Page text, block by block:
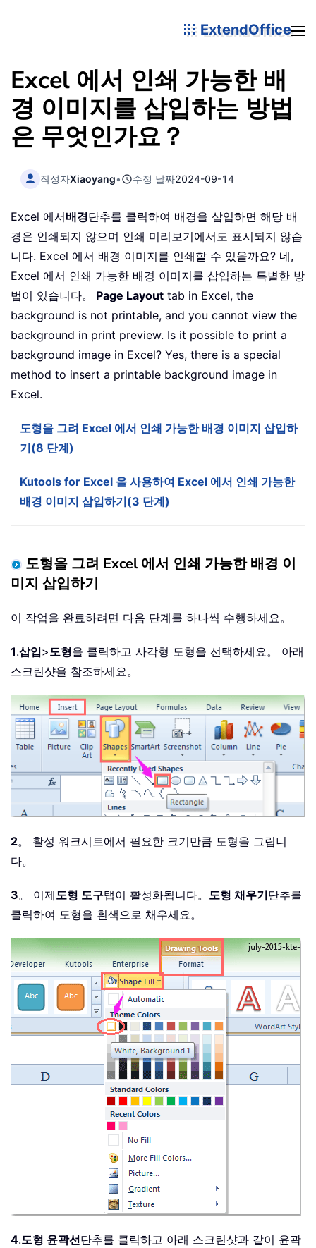
ExtendOffice
Excel 에서 인쇄 가능한 배
경 이미지를 삽입하는 방법
은 무엇인가요？
작성자Xiaoyang• 수정 날짜2024-09-14
Excel 에서배경단추를 클릭하여 배경을 삽입하면 해당 배
경은 인쇄되지 않으며 인쇄 미리보기에서도 표시되지 않습
니다. Excel 에서 배경 이미지를 인쇄할 수 있을까요? 네,
Excel 에서 인쇄 가능한 배경 이미지를 삽입하는 특별한 방
법이 있습니다。
Page Layout tab in Excel, the
background is not printable, and you cannot view the
background in print preview. Is it possible to print a
background image in Excel? Yes, there is a special
method to insert a printable background image in
Excel.
도형을 그려 Excel 에서 인쇄 가능한 배경 이미지 삽입하
기(8 단계)
Kutools for Excel 을 사용하여 Excel 에서 인쇄 가능한
배경 이미지 삽입하기(3 단계)
도형을 그려 Excel 에서 인쇄 가능한 배경 이
미지 삽입하기
이 작업을 완료하려면 다음 단계를 하나씩 수행하세요。
1.삽입>도형을 클릭하고 사각형 도형을 선택하세요。 아래
스크린샷을 참조하세요。
2。 활성 워크시트에서 필요한 크기만큼 도형을 그립니
다。
3。 이제도형 도구탭이 활성화됩니다。 도형 채우기단추를
클릭하여 도형을 흰색으로 채우세요。
4.도형 윤곽선단추를 클릭하고 아래 스크린샷과 같이 윤곽